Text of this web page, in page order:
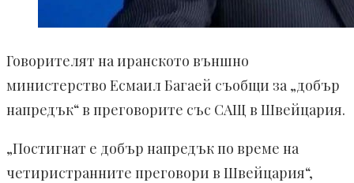
Говорителят на иранското външно
министерство Есмаил Багаей съобщи за „добър
напредък“ в преговорите със САЩ в Швейцария.
„Постигнат е добър напредък по време на
четиристранните преговори в Швейцария“,